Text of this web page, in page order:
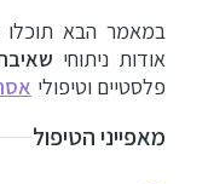
ניתוחים וטיפולי גוף
ניתוחי פנים
במאמר הבא תוכלו
אודות ניתוחי
פלסטיים וטיפולי
מאפייני הטיפול
ניסיון ד"ר מוסקונה